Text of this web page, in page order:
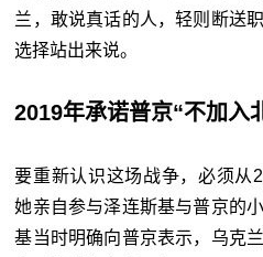
兰，敢说真话的人，轻则断送
选择站出来说。
2019年承诺普京“不加入
要重新认识这场战争，必须从
她亲自参与泽连斯基与普京的
基当时明确向普京表示，乌克